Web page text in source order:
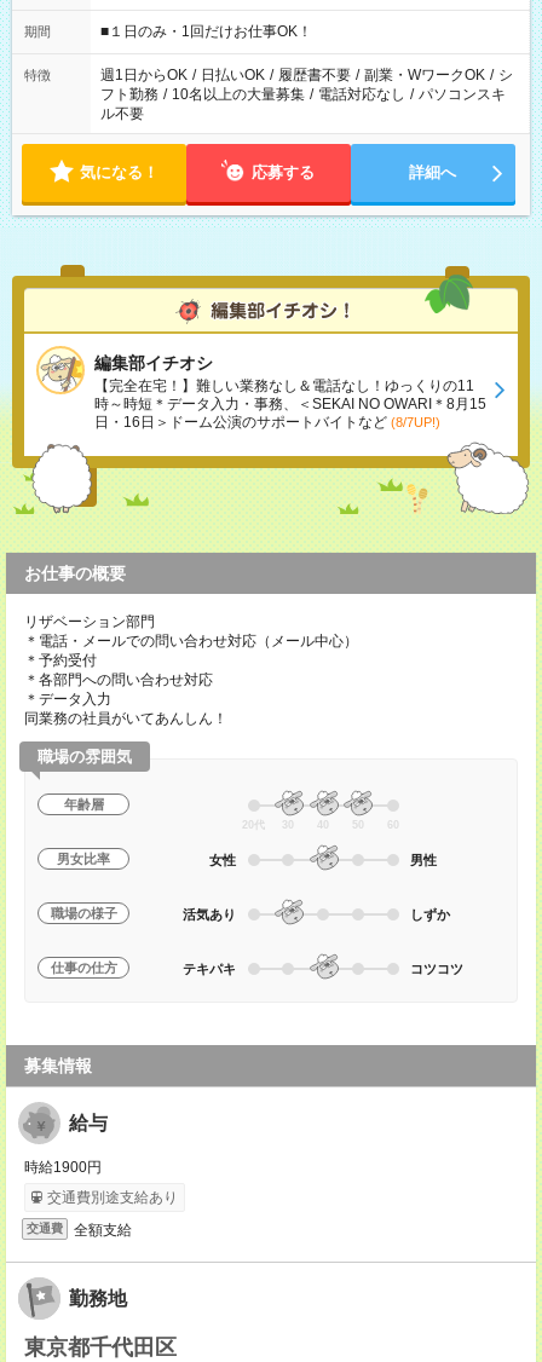
etc ★最短で3時間で5,120円のお仕事から 15時間で2万円近く稼
げるお仕事も！ ご希望のお時間に合わせてご紹介！ ※シフトは
ください！
期間 ■１日のみ・1回だけお仕事OK！
特徴 週1日からOK / 日払いOK / 履歴書不要 / 副業・WワークOK / シ
フト勤務 / 10名以上の大量募集 / 電話対応なし / パソコンスキ
ル不要
気になる！ 応募する 詳細へ
編集部イチオシ
【完全在宅！】難しい業務なし＆電話なし！ゆっくりの11
時～時短＊データ入力・事務、＜SEKAI NO OWARI＊8月15
日・16日＞ドーム公演のサポートバイトなど (8/7UP!)
お仕事の概要
リザベーション部門
＊電話・メールでの問い合わせ対応（メール中心）
＊予約受付
＊各部門への問い合わせ対応
＊データ入力
同業務の社員がいてあんしん！
職場の雰囲気
年齢層
20代 30 40 50 60
男女比率 女性 男性
職場の様子 活気あり しずか
仕事の仕方 テキパキ コツコツ
募集情報
給与
時給1900円
交通費別途支給あり
交通費 全額支給
勤務地
東京都千代田区